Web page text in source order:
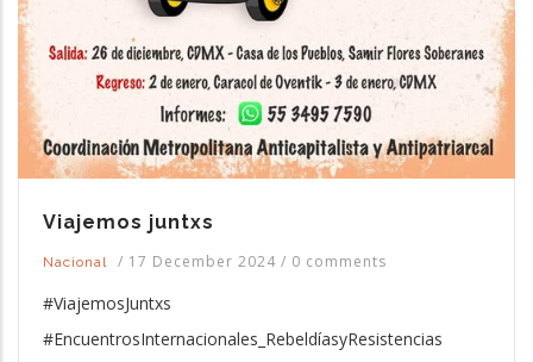
Viajemos juntxs
Nacional / 17 December 2024 / 0 comments
#ViajemosJuntxs
#EncuentrosInternacionales_RebeldíasyResistencias